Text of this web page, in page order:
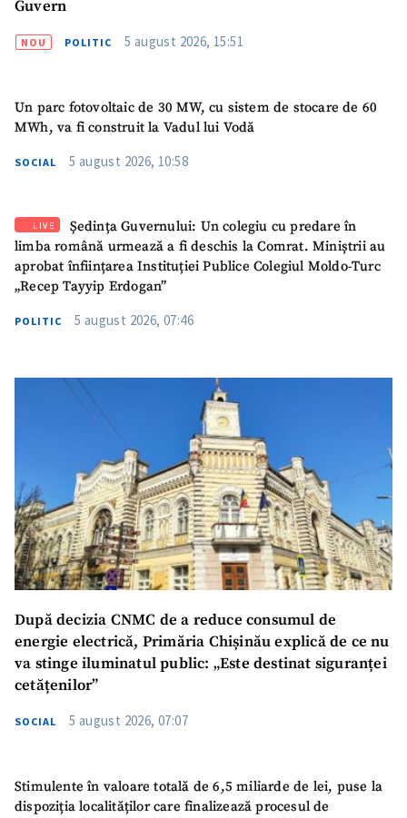
SUSȚINE
Guvern
NOU POLITIC 5 august 2026, 15:51
Un parc fotovoltaic de 30 MW, cu sistem de stocare de 60
MWh, va fi construit la Vadul lui Vodă
SOCIAL 5 august 2026, 10:58
LIVE
Ședința Guvernului: Un colegiu cu predare în
limba română urmează a fi deschis la Comrat. Miniștrii au
aprobat înființarea Instituției Publice Colegiul Moldo-Turc
„Recep Tayyip Erdogan”
POLITIC 5 august 2026, 07:46
După decizia CNMC de a reduce consumul de
energie electrică, Primăria Chișinău explică de ce nu
va stinge iluminatul public: „Este destinat siguranței
cetățenilor”
SOCIAL 5 august 2026, 07:07
Stimulente în valoare totală de 6,5 miliarde de lei, puse la
dispoziția localităților care finalizează procesul de
confidențialitate.